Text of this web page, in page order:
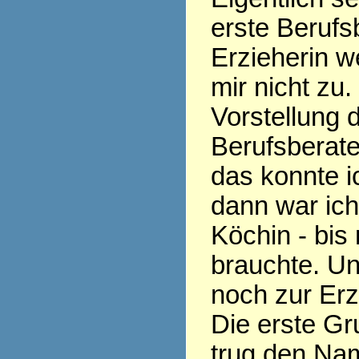
erste
Erzieherin
mir nicht
Vorstellung
das konnte
dann war
Köchin - bis
brauchte.
noch zur
Die erste